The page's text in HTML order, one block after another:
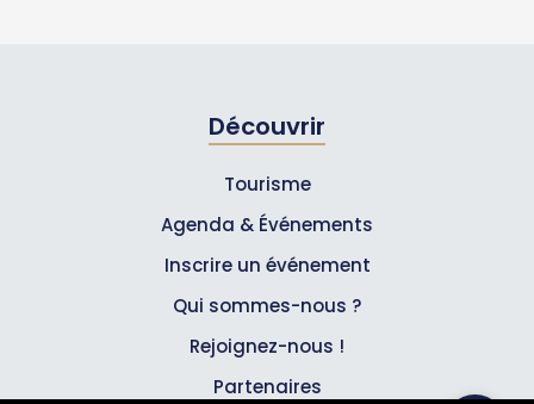
Découvrir
Tourisme
Agenda & Événements
Inscrire un événement
Qui sommes-nous ?
Rejoignez-nous !
Partenaires